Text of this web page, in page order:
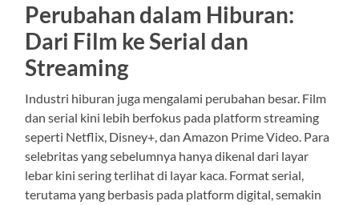
Perubahan dalam Hiburan:
Dari Film ke Serial dan
Streaming
Industri hiburan juga mengalami perubahan besar. Film
dan serial kini lebih berfokus pada platform streaming
seperti Netflix, Disney+, dan Amazon Prime Video. Para
selebritas yang sebelumnya hanya dikenal dari layar
lebar kini sering terlihat di layar kaca. Format serial,
terutama yang berbasis pada platform digital, semakin